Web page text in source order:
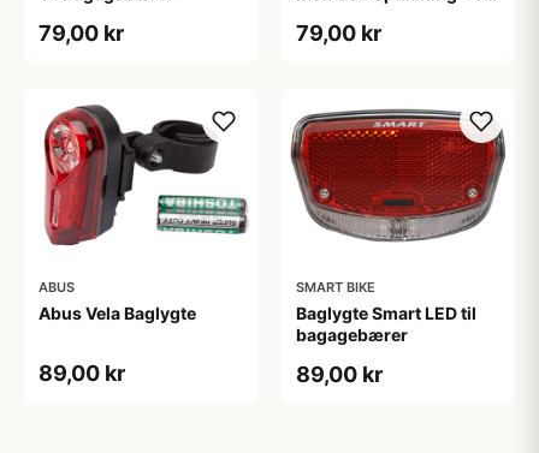
79,00 kr 79,00 kr
ABUS
Abus Vela Baglygte
89,00 kr
SMART BIKE
Baglygte Smart LED til
bagagebærer
89,00 kr